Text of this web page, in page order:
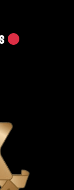
Live Official Updates